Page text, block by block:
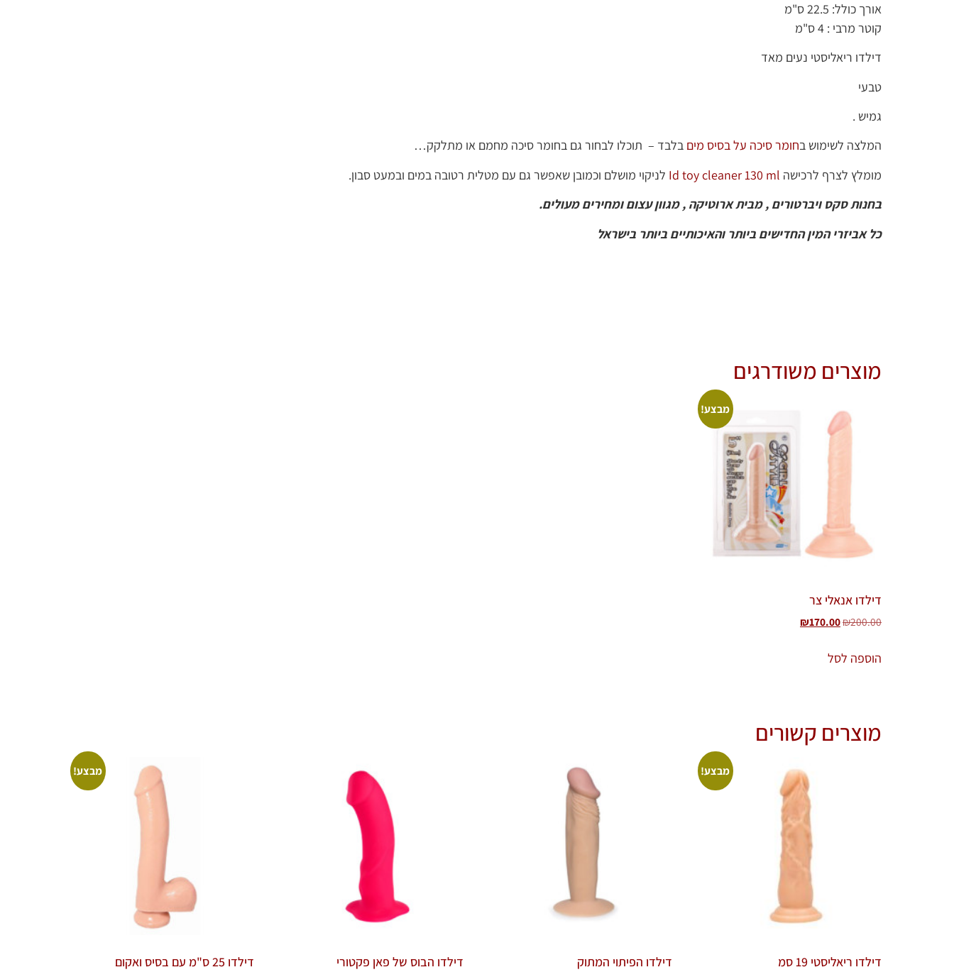
אורך כולל: 22.5 ס"מ
קוטר מרבי : 4 ס"מ
דילדו ריאליסטי נעים מאד
טבעי
גמיש .
המלצה לשימוש בחומר סיכה על בסיס מים בלבד – תוכלו לבחור גם בחומר סיכה מחמם או מתלקק…
מומלץ לצרף לרכישה Id toy cleaner 130 ml לניקוי מושלם וכמובן שאפשר גם עם מטלית רטובה במים ובמעט סבון.
בחנות סקס ויברטורים , מבית ארוטיקה , מגוון עצום ומחירים מעולים.
כל אביזרי המין החדישים ביותר והאיכותיים ביותר בישראל
מוצרים משודרגים
מבצע!
דילדו אנאלי צר
₪200.00
₪170.00
הוספה לסל
מוצרים קשורים
מבצע!
דילדו ריאליסטי 19 סמ דילדו הפיתוי המתוק דילדו הבוס של פאן פקטורי
מבצע!
דילדו 25 ס"מ עם בסיס ואקום